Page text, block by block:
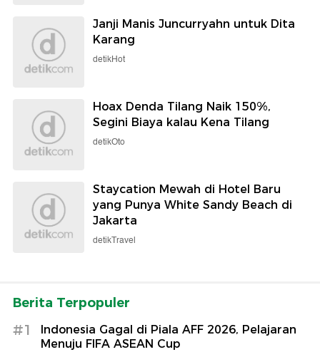
Janji Manis Juncurryahn untuk Dita
Karang
detikHot
Hoax Denda Tilang Naik 150%,
Segini Biaya kalau Kena Tilang
detikOto
Staycation Mewah di Hotel Baru
yang Punya White Sandy Beach di
Jakarta
detikTravel
Berita Terpopuler
#1
Indonesia Gagal di Piala AFF 2026, Pelajaran
Menuju FIFA ASEAN Cup